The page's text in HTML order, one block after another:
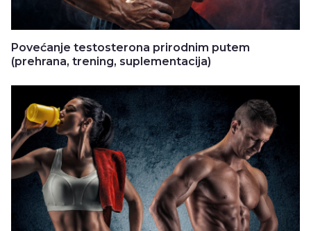
Povećanje testosterona prirodnim putem
(prehrana, trening, suplementacija)